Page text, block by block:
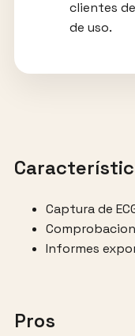
clientes
de uso.
Captura de
Informes
Pros